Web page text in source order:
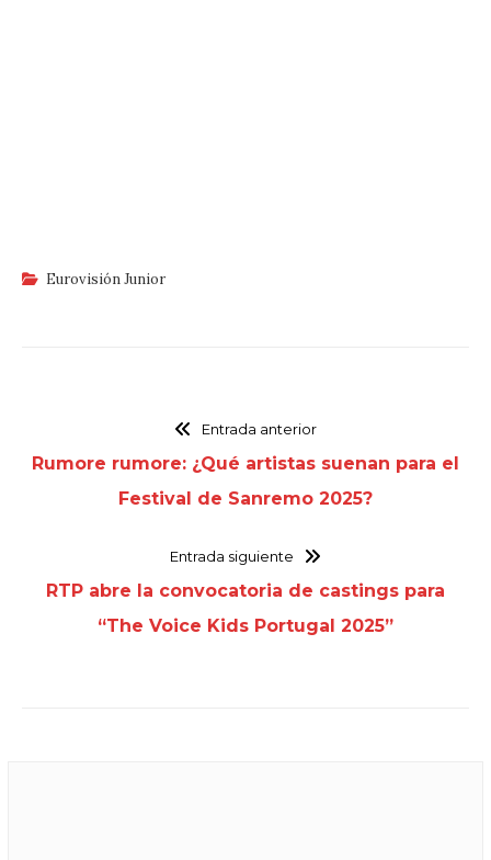
Eurovisión Junior
Entrada anterior
Rumore rumore: ¿Qué artistas suenan para el
Festival de Sanremo 2025?
Entrada siguiente
RTP abre la convocatoria de castings para
“The Voice Kids Portugal 2025”